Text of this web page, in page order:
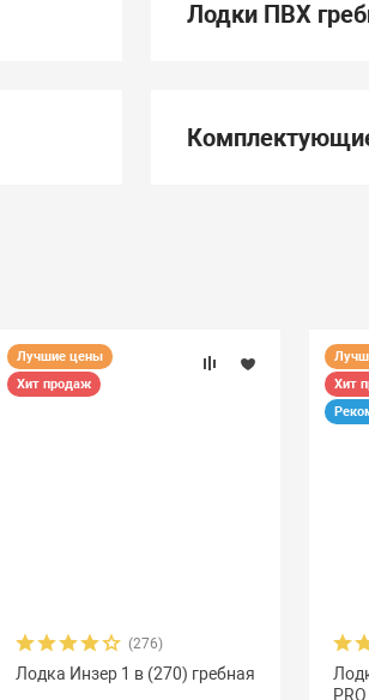
Лодки ПВХ
Лучшие цены
Хит продаж
(276)
Лодка Инзер 1 в (270) гребная
Хит